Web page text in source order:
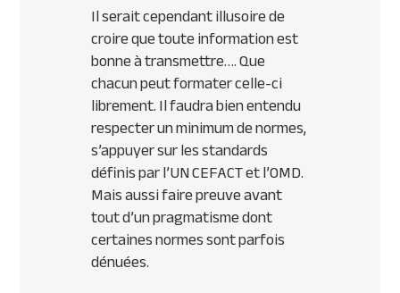
Il serait cependant illusoire de
croire que toute information est
bonne à transmettre…. Que
chacun peut formater celle-ci
librement. Il faudra bien entendu
respecter un minimum de normes,
s’appuyer sur les standards
définis par l’UNCEFACTet l’OMD.
Mais aussi faire preuve avant
tout d’un pragmatisme dont
certaines normes sont parfois
dénuées.